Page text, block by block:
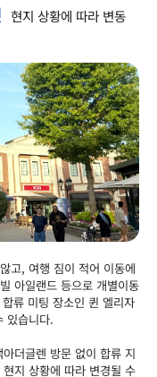
현지 상황에 따라 변동
고, 여행 짐이 적어 이동에
아일랜드 등으로 개별이동
류 미팅 장소인 퀸 엘리자
있습니다.
더글렌 방문 없이 합류 지
지 상황에 따라 변경될 수